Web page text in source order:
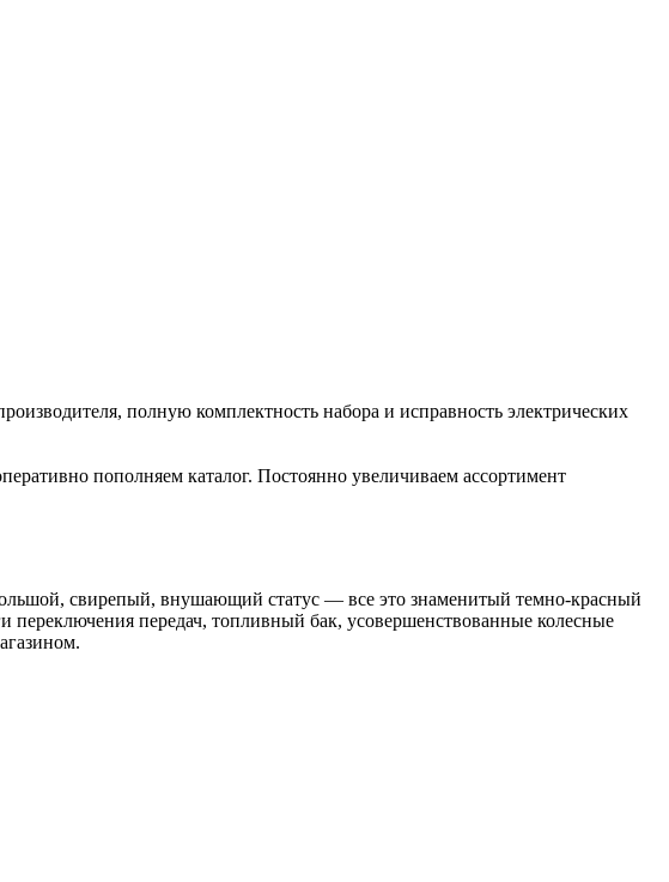
полную комплектность набора и исправность электрических
пополняем каталог. Постоянно увеличиваем ассортимент
свирепый, внушающий статус — все это знаменитый темно-красный
передач, топливный бак, усовершенствованные колесные